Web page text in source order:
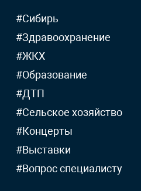
#Сибирь
#Здравоохранение
#ЖКХ
#Образование
#ДТП
#Сельское хозяйство
#Концерты
#Выставки
#Вопрос специалисту